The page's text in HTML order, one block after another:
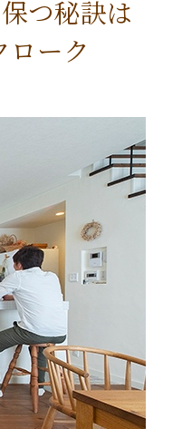
つ秘訣は
ーク